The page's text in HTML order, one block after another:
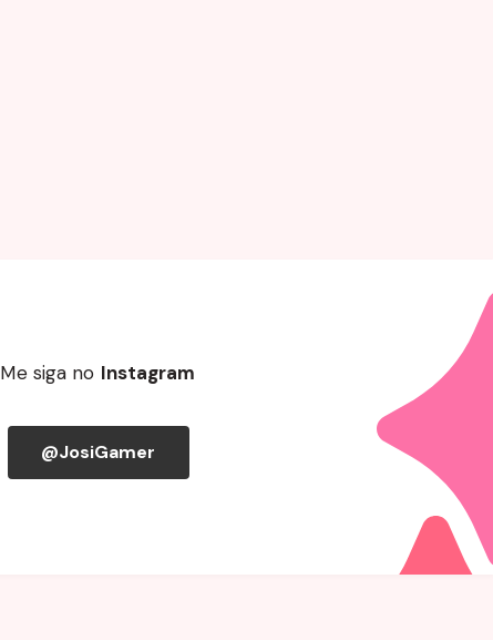
Me siga no Instagram
@JosiGamer